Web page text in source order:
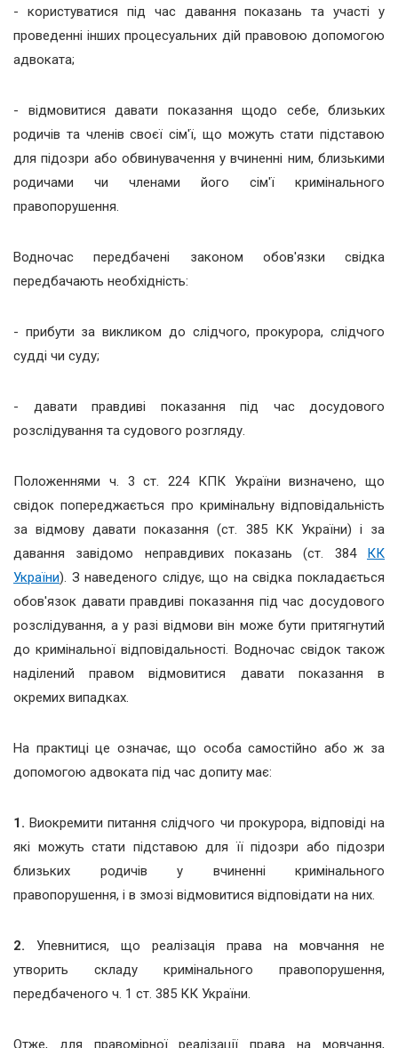
- користуватися під час давання показань та участі у
проведенні інших процесуальних дій правовою допомогою
адвоката;
- відмовитися давати показання щодо себе, близьких
родичів та членів своєї сім'ї, що можуть стати підставою
для підозри або обвинувачення у вчиненні ним, близькими
родичами чи членами його сім'ї кримінального
правопорушення.
Водночас передбачені законом обов'язки свідка
передбачають необхідність:
- прибути за викликом до слідчого, прокурора, слідчого
судді чи суду;
- давати правдиві показання під час досудового
розслідування та судового розгляду.
Положеннями ч. 3 ст. 224 КПК України визначено, що
свідок попереджається про кримінальну відповідальність
за відмову давати показання (ст. 385 КК України) і за
давання завідомо неправдивих показань (ст. 384 КК
України). З наведеного слідує, що на свідка покладається
обов'язок давати правдиві показання під час досудового
розслідування, а у разі відмови він може бути притягнутий
до кримінальної відповідальності. Водночас свідок також
наділений правом відмовитися давати показання в
окремих випадках.
На практиці це означає, що особа самостійно або ж за
допомогою адвоката під час допиту має:
1.Виокремити питання слідчого чи прокурора, відповіді на
які можуть стати підставою для її підозри або підозри
близьких родичів у вчиненні кримінального
правопорушення, і в змозі відмовитися відповідати на них.
2. Упевнитися, що реалізація права на мовчання не
утворить складу кримінального правопорушення,
передбаченого ч. 1 ст. 385 КК України.
Отже, для правомірної реалізації права на мовчання,